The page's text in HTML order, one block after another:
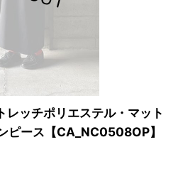
ッチポリエステル・マット
ピース【CA_NC0508OP】